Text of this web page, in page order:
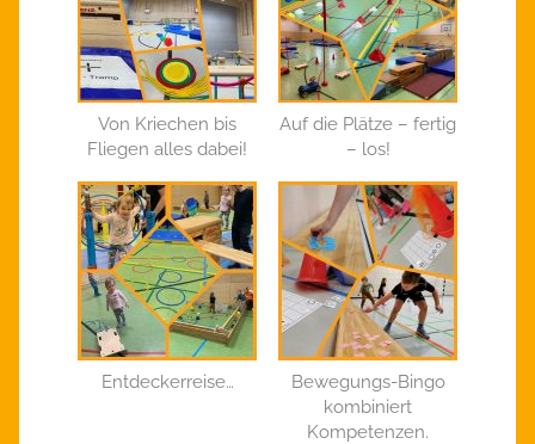
Von Kriechen bis
Fliegen alles dabei!
Auf die Plätze – fertig
– los!
Entdeckerreise…
Bewegungs-Bingo
kombiniert
Kompetenzen.